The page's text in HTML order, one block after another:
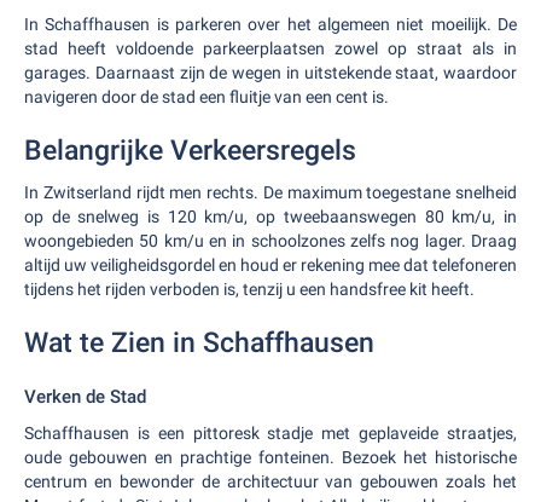
In Schaffhausen is parkeren over het algemeen niet moeilijk. De
stad heeft voldoende parkeerplaatsen zowel op straat als in
garages. Daarnaast zijn de wegen in uitstekende staat, waardoor
navigeren door de stad een fluitje van een cent is.
Belangrijke Verkeersregels
In Zwitserland rijdt men rechts. De maximum toegestane snelheid
op de snelweg is 120 km/u, op tweebaanswegen 80 km/u, in
woongebieden 50 km/u en in schoolzones zelfs nog lager. Draag
altijd uw veiligheidsgordel en houd er rekening mee dat telefoneren
tijdens het rijden verboden is, tenzij u een handsfree kit heeft.
Wat te Zien in Schaffhausen
Verken de Stad
Schaffhausen is een pittoresk stadje met geplaveide straatjes,
oude gebouwen en prachtige fonteinen. Bezoek het historische
centrum en bewonder de architectuur van gebouwen zoals het